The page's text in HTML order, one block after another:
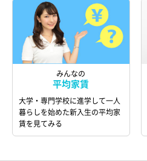
みんなの
平均家賃
大学・専門学校に進学して一人
暮らしを始めた新入生の平均家
賃を見てみる